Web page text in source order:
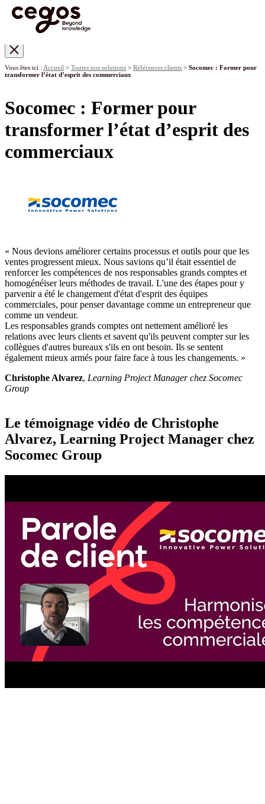
Vous êtes ici : Accueil > Toutes nos solutions > Références clients > Socomec : Former pour
transformer l’état d’esprit des commerciaux
Socomec : Former pour
transformer l’état d’esprit des
commerciaux
« Nous devions améliorer certains processus et outils pour que les
ventes progressent mieux. Nous savions qu’il était essentiel de
renforcer les compétences de nos responsables grands comptes et
homogénéiser leurs méthodes de travail. L'une des étapes pour y
parvenir a été le changement d'état d'esprit des équipes
commerciales, pour penser davantage comme un entrepreneur que
comme un vendeur.
Les responsables grands comptes ont nettement amélioré les
relations avec leurs clients et savent qu'ils peuvent compter sur les
collègues d'autres bureaux s'ils en ont besoin. Ils se sentent
également mieux armés pour faire face à tous les changements. »
Christophe Alvarez, Learning Project Manager chez Socomec
Group
Le témoignage vidéo de Christophe
Alvarez, Learning Project Manager chez
Socomec Group